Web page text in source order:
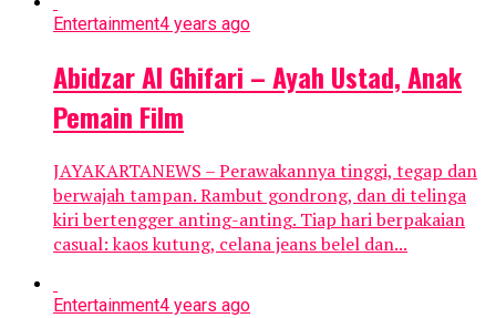
Entertainment4 years ago
Abidzar Al Ghifari – Ayah Ustad, Anak
Pemain Film
JAYAKARTANEWS – Perawakannya tinggi, tegap dan
berwajah tampan. Rambut gondrong, dan di telinga
kiri bertengger anting-anting. Tiap hari berpakaian
casual: kaos kutung, celana jeans belel dan...
Entertainment4 years ago